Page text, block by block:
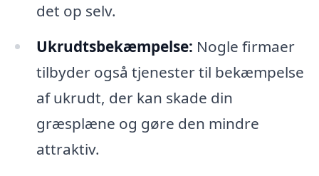
det op selv.
Ukrudtsbekæmpelse: Nogle firmaer
tilbyder også tjenester til bekæmpelse
af ukrudt, der kan skade din
græsplæne og gøre den mindre
attraktiv.